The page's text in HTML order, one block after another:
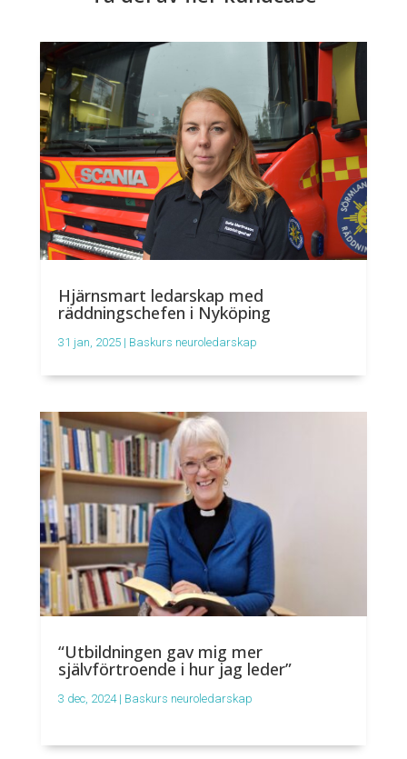
Hjärnsmart ledarskap med
räddningschefen i Nyköping
31 jan, 2025| Baskurs neuroledarskap
“Utbildningen gav mig mer
självförtroende i hur jag leder”
3 dec, 2024| Baskurs neuroledarskap